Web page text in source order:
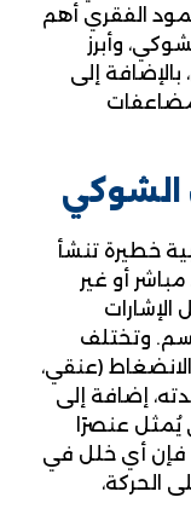
الفقري أهم
وأبرز
إلى
الشوكي
خطيرة تنشأ
أو غير
وتختلف
(عنقي،
إضافة إلى
يُمثل عنصرًا
فإن أي خلل في
الحركة،